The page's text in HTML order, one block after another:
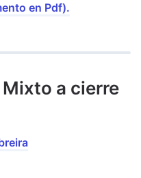
en Pdf).
Mixto a cierre